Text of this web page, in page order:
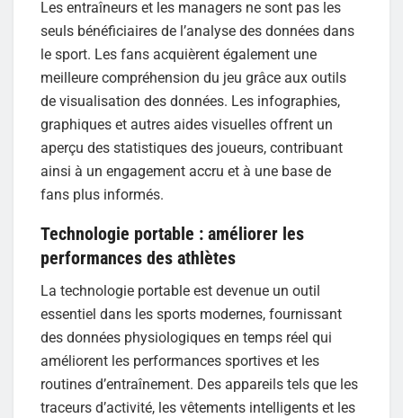
Les entraîneurs et les managers ne sont pas les
seuls bénéficiaires de l’analyse des données dans
le sport. Les fans acquièrent également une
meilleure compréhension du jeu grâce aux outils
de visualisation des données. Les infographies,
graphiques et autres aides visuelles offrent un
aperçu des statistiques des joueurs, contribuant
ainsi à un engagement accru et à une base de
fans plus informés.
Technologie portable : améliorer les
performances des athlètes
La technologie portable est devenue un outil
essentiel dans les sports modernes, fournissant
des données physiologiques en temps réel qui
améliorent les performances sportives et les
routines d’entraînement. Des appareils tels que les
traceurs d’activité, les vêtements intelligents et les